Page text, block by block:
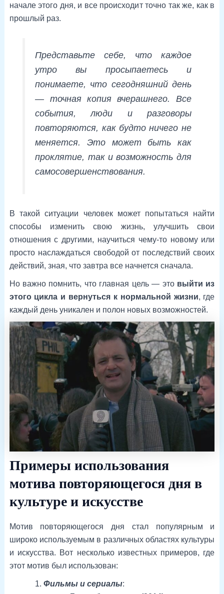
начале этого дня, и все происходит точно так же, как в
прошлый раз.
Представьте себе, что каждое
утро вы просыпаетесь и
понимаете, что сегодняшний день
— точная копия вчерашнего. Все
события, люди и разговоры
повторяются, как будто ничего не
меняется. Это может быть как
проклятие, так и возможность для
самосовершенствования.
В такой ситуации человек может попытаться найти
способы изменить свою жизнь, улучшить свои
отношения с другими, научиться чему-то новому или
просто наслаждаться свободой от последствий своих
действий, зная, что завтра все начнется сначала.
Но важно помнить, что главная цель — это выйти из
этого цикла и вернуться к нормальной жизни, где
каждый день уникален и полон новых возможностей.
Примеры использования
мотива повторяющегося дня в
культуре и искусстве
Мотив повторяющегося дня стал популярным и
широко используемым в различных областях культуры
и искусства. Вот несколько известных примеров, где
этот мотив был использован:
Фильмы и сериалы: